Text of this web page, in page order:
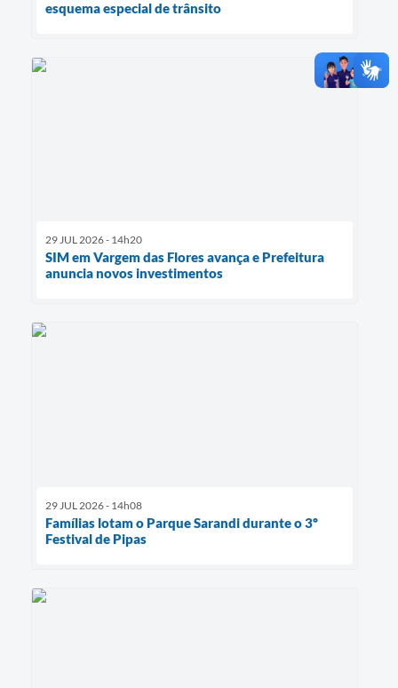
esquema especial de trânsito
29 JUL 2026 - 14h20
SIM em Vargem das Flores avança e Prefeitura
anuncia novos investimentos
29 JUL 2026 - 14h08
Famílias lotam o Parque Sarandi durante o 3º
Festival de Pipas